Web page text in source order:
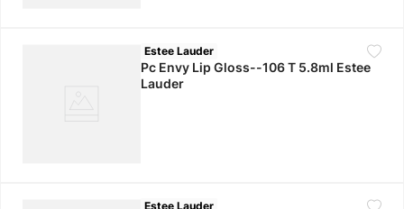
Estee Lauder
Pc Envy Lip Gloss--106 T 5.8ml Estee
Lauder
Estee Lauder